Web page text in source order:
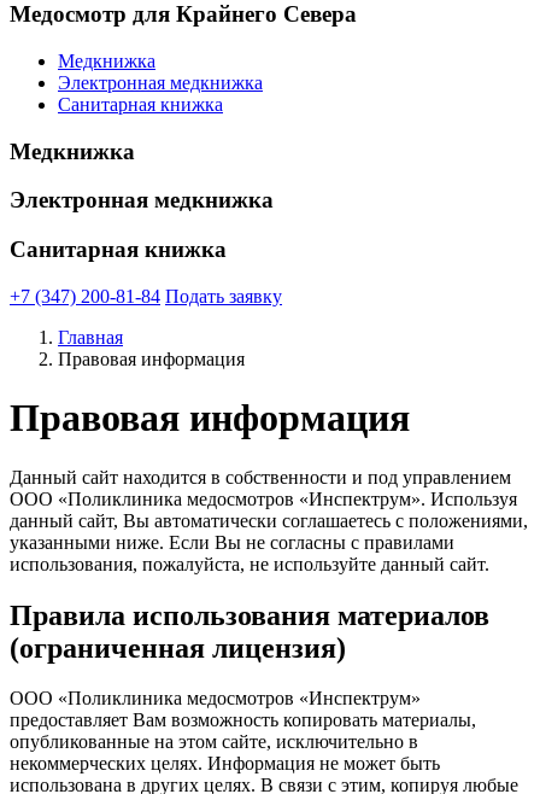
Медосмотр для Крайнего Севера
Медкнижка
Электронная медкнижка
Санитарная книжка
Медкнижка
Электронная медкнижка
Санитарная книжка
+7 (347) 200-81-84 Подать заявку
Главная
Правовая информация
Правовая информация
Данный сайт находится в собственности и под управлением
ООО «Поликлиника медосмотров «Инспектрум». Используя
данный сайт, Вы автоматически соглашаетесь с положениями,
указанными ниже. Если Вы не согласны с правилами
использования, пожалуйста, не используйте данный сайт.
Правила использования материалов
(ограниченная лицензия)
ООО «Поликлиника медосмотров «Инспектрум»
предоставляет Вам возможность копировать материалы,
опубликованные на этом сайте, исключительно в
некоммерческих целях. Информация не может быть
использована в других целях. В связи с этим, копируя любые